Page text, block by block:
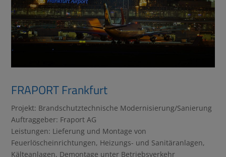
FRAPORT Frankfurt
Projekt: Brandschutztechnische Modernisierung/Sanierung
Auftraggeber: Fraport AG
Leistungen: Lieferung und Montage von
Feuerlöscheinrichtungen, Heizungs- und Sanitäranlagen,
Kälteanlagen, Demontage unter Betriebsverkehr